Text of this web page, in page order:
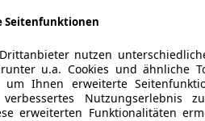
Seitenfunktionen
nutzen
u.a. Cookies und ähnliche
um Ihnen erweiterte
Nutzungserlebnis
erweiterten Funktionalitäten